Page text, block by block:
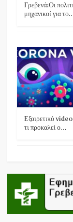
Γρεβενά:Οι
μηχανικοί για
Εξαιρετικό video
τι προκαλεί ο…